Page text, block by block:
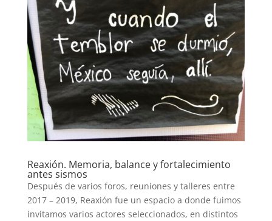
Reaxión. Memoria, balance y fortalecimiento
antes sismos
Después de varios foros, reuniones y talleres entre
2017 – 2019, Reaxión fue un espacio a donde fuimos
invitamos varios actores seleccionados, en distintos